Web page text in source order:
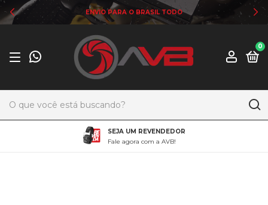
ENVIO PARA O BRASIL TODO
0
SEJA UM REVENDEDOR
Fale agora com a AVB!